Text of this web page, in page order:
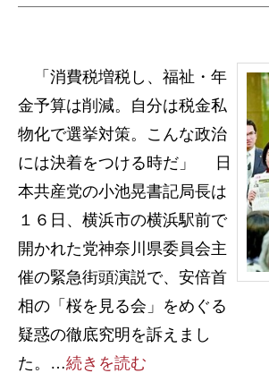
「消費税増税し、福祉・年
金予算は削減。自分は税金私
物化で選挙対策。こんな政治
には決着をつける時だ」 日
本共産党の小池晃書記局長は
１６日、横浜市の横浜駅前で
開かれた党神奈川県委員会主
催の緊急街頭演説で、安倍首
相の「桜を見る会」をめぐる
疑惑の徹底究明を訴えまし
た。…続きを読む